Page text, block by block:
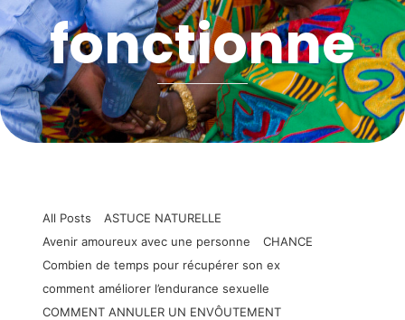
fonctionne
All Posts
ASTUCE NATURELLE
Avenir amoureux avec une personne
CHANCE
Combien de temps pour récupérer son ex
comment améliorer l’endurance sexuelle
COMMENT ANNULER UN ENVÔUTEMENT